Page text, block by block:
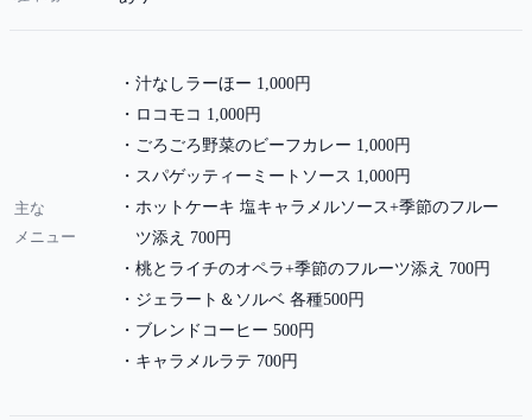
主な
メニュー
汁なしラーほー 1,000円
ロコモコ 1,000円
ごろごろ野菜のビーフカレー 1,000円
スパゲッティーミートソース 1,000円
ホットケーキ 塩キャラメルソース+季節のフルー
ツ添え 700円
桃とライチのオペラ+季節のフルーツ添え 700円
ジェラート＆ソルベ 各種500円
ブレンドコーヒー 500円
キャラメルラテ 700円